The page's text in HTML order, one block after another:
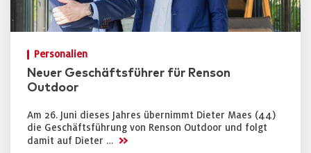
Personalien
Neuer Geschäftsführer für Renson
Outdoor
Am 26. Juni dieses Jahres übernimmt Dieter Maes (44)
die Geschäftsführung von Renson Outdoor und folgt
damit auf Dieter … >>